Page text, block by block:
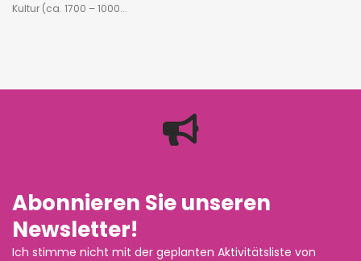
Kultur (ca. 1700 – 1000...
Abonnieren Sie unseren
Newsletter!
Ich stimme nicht mit der geplanten Aktivitätsliste von